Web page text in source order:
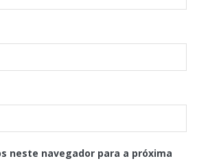
neste navegador para a próxima